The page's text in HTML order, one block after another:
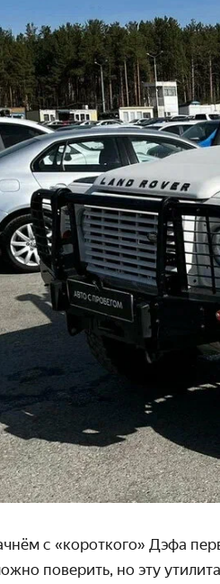
с «короткого» Дэфа
поверить, но эту